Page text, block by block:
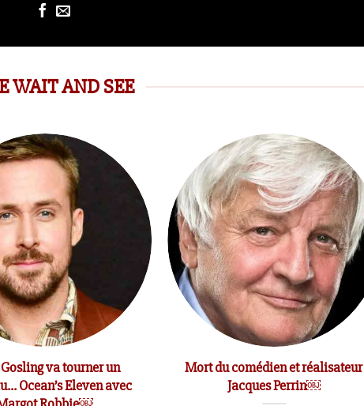
WAIT AND SEE
va tourner un
Ocean’s Eleven avec
Mort du comédien et réalisateur
Jacques Perrin￼